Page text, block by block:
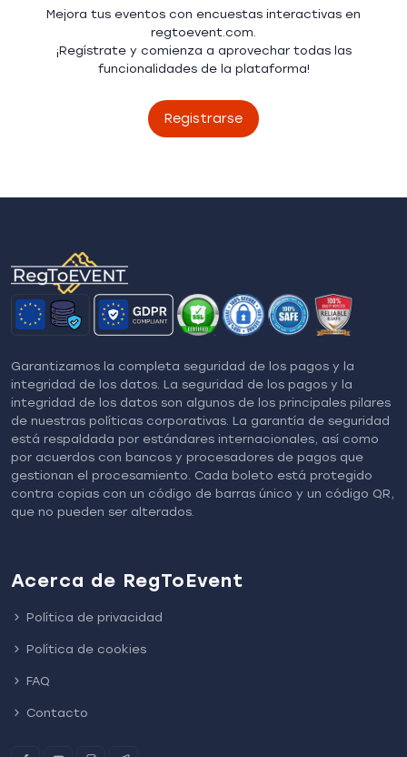
Mejora tus eventos con encuestas interactivas en
regtoevent.com.
¡Regístrate y comienza a aprovechar todas las
funcionalidades de la plataforma!
Registrarse
Garantizamos la completa seguridad de los pagos y la
integridad de los datos. La seguridad de los pagos y la
integridad de los datos son algunos de los principales pilares
de nuestras políticas corporativas. La garantía de seguridad
está respaldada por estándares internacionales, así como
por acuerdos con bancos y procesadores de pagos que
gestionan el procesamiento. Cada boleto está protegido
contra copias con un código de barras único y un código QR,
que no pueden ser alterados.
Acerca de RegToEvent
Política de privacidad
Política de cookies
FAQ
Contacto